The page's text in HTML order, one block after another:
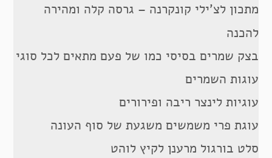
מתכון לצ’ילי קונקרנה – גרסה קלה ומהירה
להכנה
בצק שמרים בסיסי כמו של פעם מתאים לכל סוגי
עוגות השמרים
עוגיות לינצר ריבה ופירורים
עוגת פרי משמשים משגעת של סוף העונה
סלט בורגול מרענן לקיץ לוהט